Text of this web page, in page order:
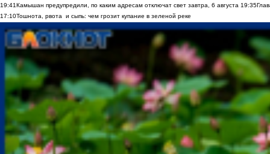
19:41Камышан предупредили, по каким адресам отключат свет завтра, 6 августа 19:35
17:10Тошнота, рвота и сыпь: чем грозит купание в зеленой реке